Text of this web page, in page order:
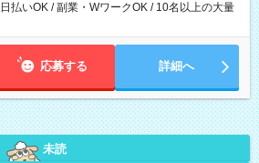
払いOK / 副業・WワークOK / 10名以上の大量
応募する 詳細へ
未読